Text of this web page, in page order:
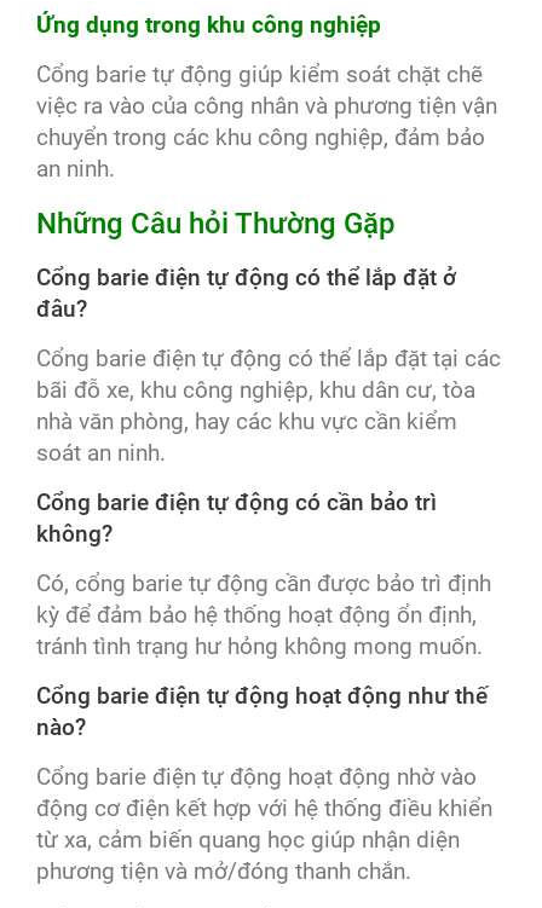
Ứng dụng trong khu công nghiệp
Cổng barie tự động giúp kiểm soát chặt chẽ
việc ra vào của công nhân và phương tiện vận
chuyển trong các khu công nghiệp, đảm bảo
an ninh.
Những Câu hỏi Thường Gặp
Cổng barie điện tự động có thể lắp đặt ở
đâu?
Cổng barie điện tự động có thể lắp đặt tại các
bãi đỗ xe, khu công nghiệp, khu dân cư, tòa
nhà văn phòng, hay các khu vực cần kiểm
soát an ninh.
Cổng barie điện tự động có cần bảo trì
không?
Có, cổng barie tự động cần được bảo trì định
kỳ để đảm bảo hệ thống hoạt động ổn định,
tránh tình trạng hư hỏng không mong muốn.
Cổng barie điện tự động hoạt động như thế
nào?
Cổng barie điện tự động hoạt động nhờ vào
động cơ điện kết hợp với hệ thống điều khiển
từ xa, cảm biến quang học giúp nhận diện
phương tiện và mở/đóng thanh chắn.